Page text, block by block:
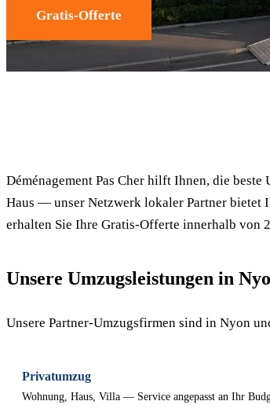
Gratis-Offerte
Déménagement Pas Cher hilft Ihnen, die
Haus — unser Netzwerk lokaler Partner bietet
erhalten Sie Ihre Gratis-Offerte innerhalb von
Unsere Umzugsleistungen in
Unsere Partner-Umzugsfirmen sind in Nyon
Privatumzug
Wohnung, Haus, Villa — Service angepasst an Ihr